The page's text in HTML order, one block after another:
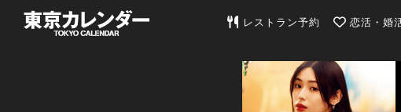
東京カレンダー | 最新のグルメ
レストラン予約 恋活・婚